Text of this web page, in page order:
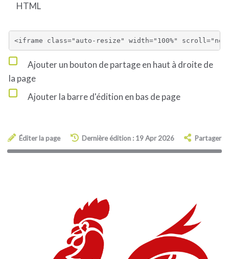
HTML
Ajouter un bouton de partage en haut à droite de
la page
Ajouter la barre d'édition en bas de page
Éditer la page Dernière édition : 19 Apr 2026 Partager